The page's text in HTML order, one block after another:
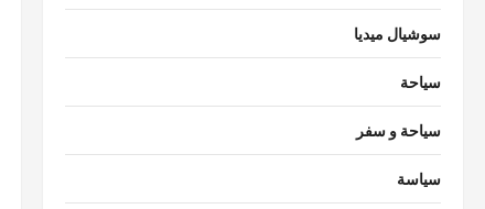
سوشيال ميديا
سياحة
سياحة و سفر
سياسة